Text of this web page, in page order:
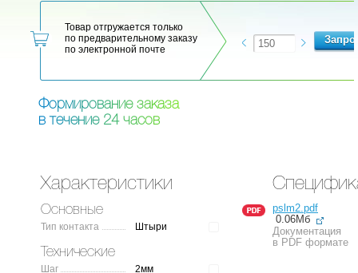
Товар отгружается только
по предварительному заказу
по электронной почте
Формирование заказа
в течение 24 часов
Характеристики
Основные
Тип контакта Штыри
Технические
Шаг 2мм
pslm2.pdf
0.06Мб
Документация
в PDF формате